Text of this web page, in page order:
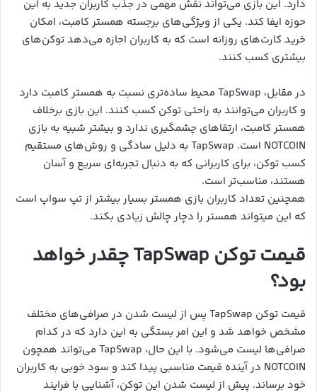
دارد. این بازی می‌تواند نقش مهمی در جذب کاربران جدید به این
حوزه ایفا کند. یکی از ویژگی‌های برجسته همستر کامبت، امکان
خرید کارت‌های روزانه است که به کاربران اجازه می‌دهد توکن‌های
بیشتری کسب کنند.
در مقابل، TapSwap محیط ساده‌تری نسبت به همستر کامبت دارد
و کاربران می‌توانند به راحتی توکن کسب کنند. این بازی برخلاف
همستر کامبت، ارتقاهای چشمگیری ندارد و بیشتر شبیه به بازی
NOTCOIN است. TapSwap به دلیل سادگی و روش‌های مستقیم
کسب توکن، برای کاربرانی که به دنبال تجربه‌ای سریع و آسان
هستند، مناسب‌تر است.
همچنین تعداد کاربران بازی همستر بسیار بیشتر از تپ سواپ است
که این میتواند همستر را دچار چالش زیادی بکند.
قیمت توکن TapSwap چقدر خواهد
بود؟
قیمت توکن TapSwap پس از لیست شدن در صرافی‌های مختلف
مشخص خواهد شد و این امر بستگی به این دارد که در کدام
صرافی‌ها لیست می‌شود. با این حال، TapSwap می‌تواند همچون
NOTCOIN در آینده قیمت مناسبی پیدا کند و سود خوبی به کاربران
خود برساند. پیش از لیست شدن این توکن، آشنایی با فرایند